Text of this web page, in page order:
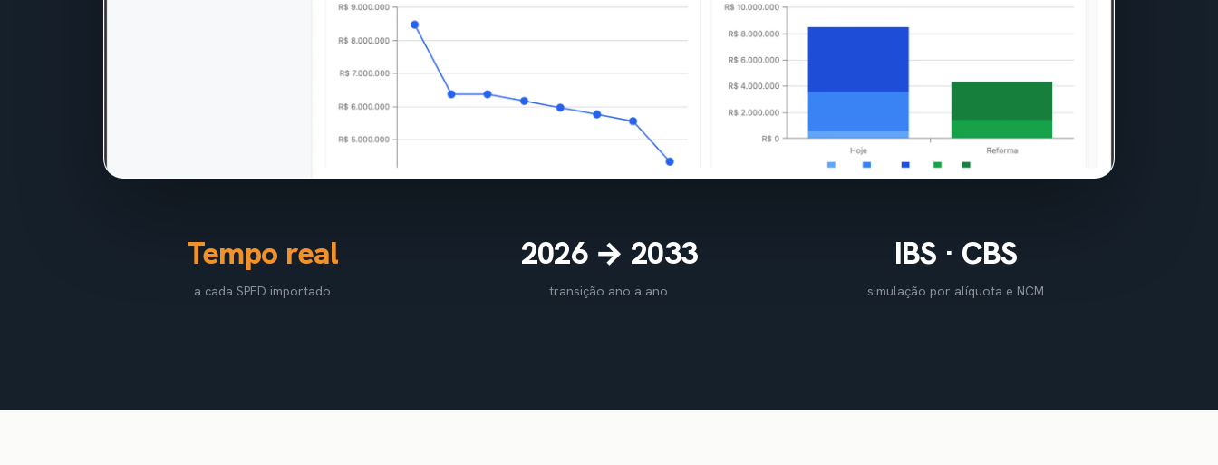
Tempo real
a cada SPED importado
2026 → 2033
transição ano a ano
IBS · CBS
simulação por alíquota e NCM